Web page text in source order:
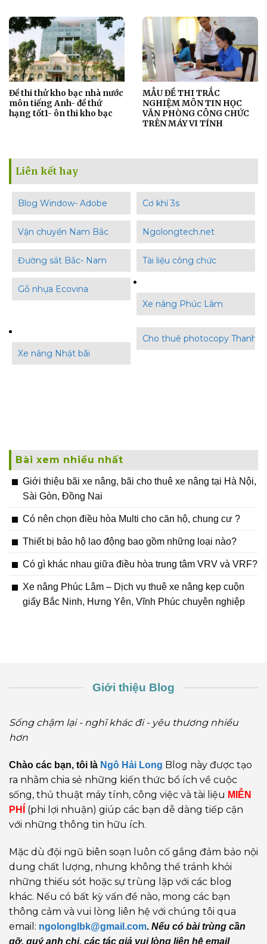
Đề thi thử kho bạc nhà nước
môn tiếng Anh- đề thứ
hạng tốt1- ôn thi kho bạc
MẪU ĐỀ THI TRẮC
NGHIỆM MÔN TIN HỌC
VĂN PHÒNG CÔNG CHỨC
TRÊN MÁY VI TÍNH
Liên kết hay
Blog Window- Adobe Cơ khí 3s
Vận chuyển Nam Bắc Ngolongtech.net
Đường sắt Bắc- Nam Tài liệu công chức
Gỗ nhựa Ecovina
Xe nâng Phúc Lâm
Xe nâng Nhật bãi
Cho thuê photocopy Thanh
Bài xem nhiều nhất
Giới thiệu bãi xe nâng, bãi cho thuê xe nâng tại Hà Nội,
Sài Gòn, Đồng Nai
Có nên chọn điều hòa Multi cho căn hộ, chung cư ?
Thiết bị bảo hộ lao động bao gồm những loại nào?
Có gì khác nhau giữa điều hòa trung tâm VRV và VRF?
Xe nâng Phúc Lâm – Dịch vụ thuê xe nâng kẹp cuộn
giấy Bắc Ninh, Hưng Yên, Vĩnh Phúc chuyên nghiệp
Giới thiệu Blog
Sống chậm lại - nghĩ khác đi - yêu thương nhiều
hơn
Chào các bạn, tôi là Ngô Hải Long Blog này được tạo
ra nhằm chia sẻ những kiến thức bổ ích về cuộc
sống, thủ thuật máy tính, công việc và tài liệu MIỄN
PHÍ
(phi lợi nhuận) giúp các bạn dễ dàng tiếp cận
với những thông tin hữu ích.
Mặc dù đội ngũ biên soạn luôn cố gắng đảm bảo nội
dung chất lượng, nhưng không thể tránh khỏi
những thiếu sót hoặc sự trùng lặp với các blog
khác. Nếu có bất kỳ vấn đề nào, mong các bạn
thông cảm và vui lòng liên hệ với chúng tôi qua
email: ngolonglbk@gmail.com. Nếu có bài trùng cần
gỡ, quý anh chị, các tác giả vui lòng liên hệ email